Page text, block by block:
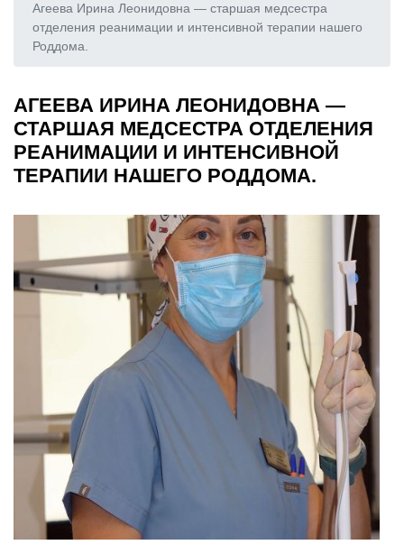
Агеева Ирина Леонидовна — старшая медсестра
отделения реанимации и интенсивной терапии нашего
Роддома.
АГЕЕВА ИРИНА ЛЕОНИДОВНА —
СТАРШАЯ МЕДСЕСТРА ОТДЕЛЕНИЯ
РЕАНИМАЦИИ И ИНТЕНСИВНОЙ
ТЕРАПИИ НАШЕГО РОДДОМА.